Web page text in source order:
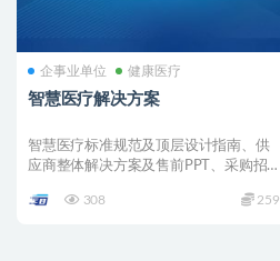
企事业单位 健康医疗
智慧医疗解决方案
智慧医疗标准规范及顶层设计指南、供
应商整体解决方案及售前PPT、采购招
308
259